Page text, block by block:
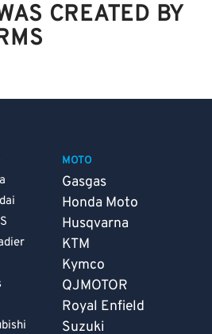
CREATED BY
MOTO
Gasgas
Honda Moto
Husqvarna
KTM
Kymco
QJMOTOR
Royal Enfield
Suzuki